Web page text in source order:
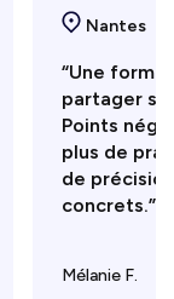
Nantes
“Une
partager
Points
plus de
de
concrets.”
Mélanie F.